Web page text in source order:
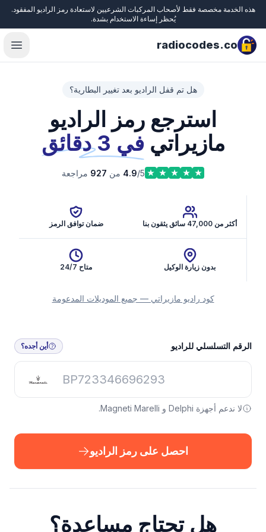
هذه الخدمة مخصصة فقط لأصحاب المركبات الشرعيين لاستعادة رمز الراديو المفقود.
يُحظر إساءة الاستخدام بشدة.
radiocodes.co
هل تم قفل الراديو بعد تغيير البطارية؟
استرجع رمز الراديو
مازيراتي في 3 دقائق
4.9/5 من 927 مراجعة
أكثر من 47,000 سائق يثقون بنا ضمان توافق الرمز
بدون زيارة الوكيل متاح 24/7
كود راديو مازيراتي — جميع الموديلات المدعومة
الرقم التسلسلي للراديو أين أجده؟
لا ندعم أجهزة Delphi و Magneti Marelli.
احصل على رمز الراديو
هل تحتاج مساعدة؟